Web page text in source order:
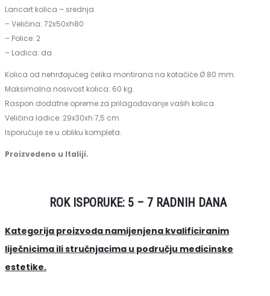
Lancart kolica – srednja
– Veličina: 72x50xh80
– Police: 2
– Ladica: da
Kolica od nehrđajućeg čelika montirana na kotačiće Ø 80 mm.
Maksimalna nosivost kolica: 60 kg.
Raspon dodatne opreme za prilagođavanje vaših kolica.
Veličina ladice: 29x30xh 7,5 cm
Isporučuje se u obliku kompleta.
Proizvedeno u Italiji.
ROK ISPORUKE: 5 – 7 RADNIH DANA
Kategorija proizvoda namijenjena kvalificiranim
liječnicima ili stručnjacima u području medicinske
estetike.